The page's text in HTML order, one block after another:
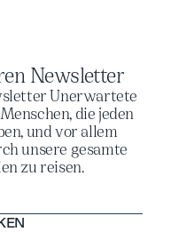
Newsletter
Unerwartete
die jeden
und vor allem
unsere gesamte
zu reisen.